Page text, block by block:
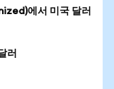
에서 미국 달러
러